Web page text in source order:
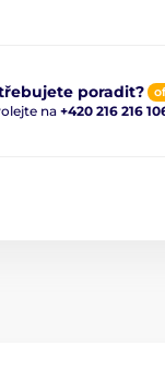
poradit?
na +420 216 216